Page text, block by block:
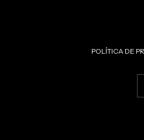
POLÍTICA DE